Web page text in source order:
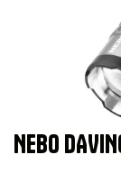
NEBO